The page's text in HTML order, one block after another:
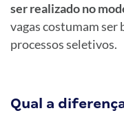
ser realizado no
vagas costumam
processos seletivos.
Qual a